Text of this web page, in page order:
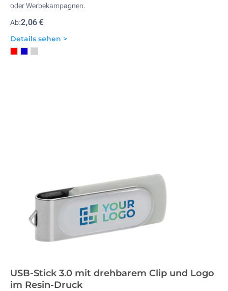
oder Werbekampagnen.
Ab:2,06 €
Details sehen >
USB-Stick 3.0 mit drehbarem Clip und Logo
im Resin-Druck